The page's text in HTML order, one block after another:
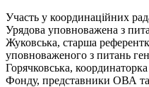
Участь у координаційних
Урядова уповноважена з
Жуковська, старша
уповноваженого з питань
Горячковська,
Фонду, представники ОВА та